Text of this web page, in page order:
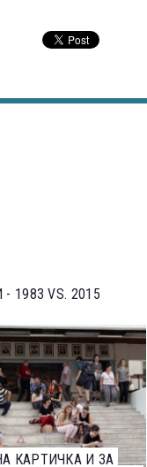
1983 VS. 2015
КАРТИЧКА И ЗА